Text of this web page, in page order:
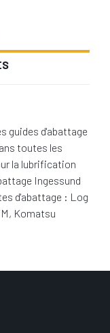
guides d'abattage
toutes les
la lubrification
Ingessund
d'abattage : Log
Komatsu